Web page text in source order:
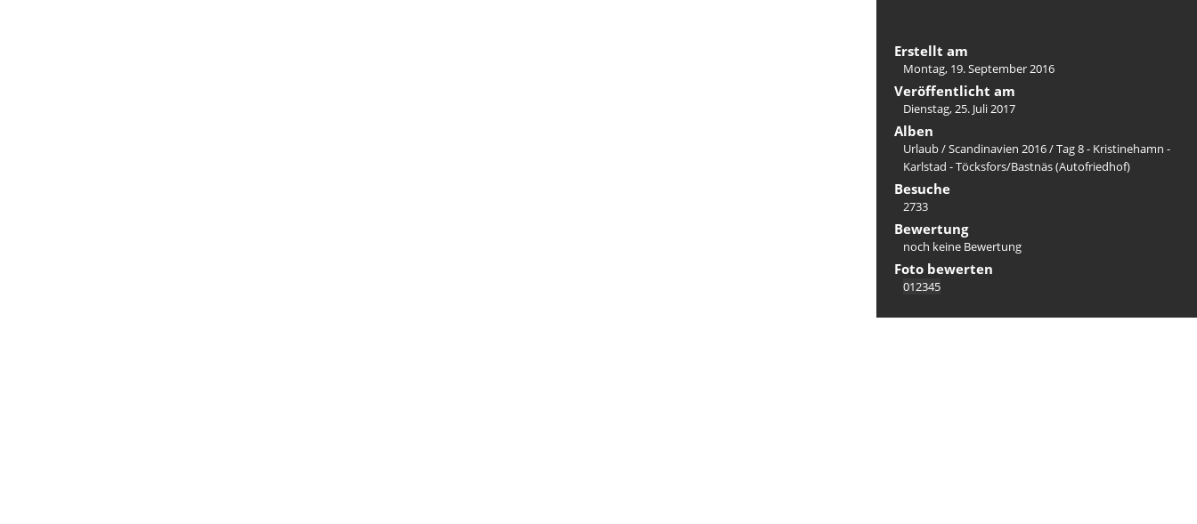
Erstellt am
Montag, 19. September 2016
Veröffentlicht am
Dienstag, 25. Juli 2017
Alben
Urlaub/Scandinavien 2016/Tag 8 - Kristinehamn -
Karlstad - Töcksfors/Bastnäs (Autofriedhof)
Besuche
2733
Bewertung
noch keine Bewertung
Foto bewerten